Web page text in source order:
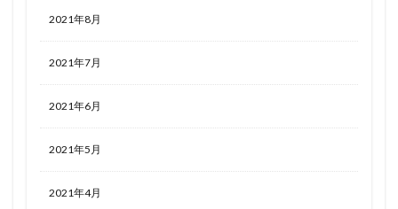
2021年8月
2021年7月
2021年6月
2021年5月
2021年4月